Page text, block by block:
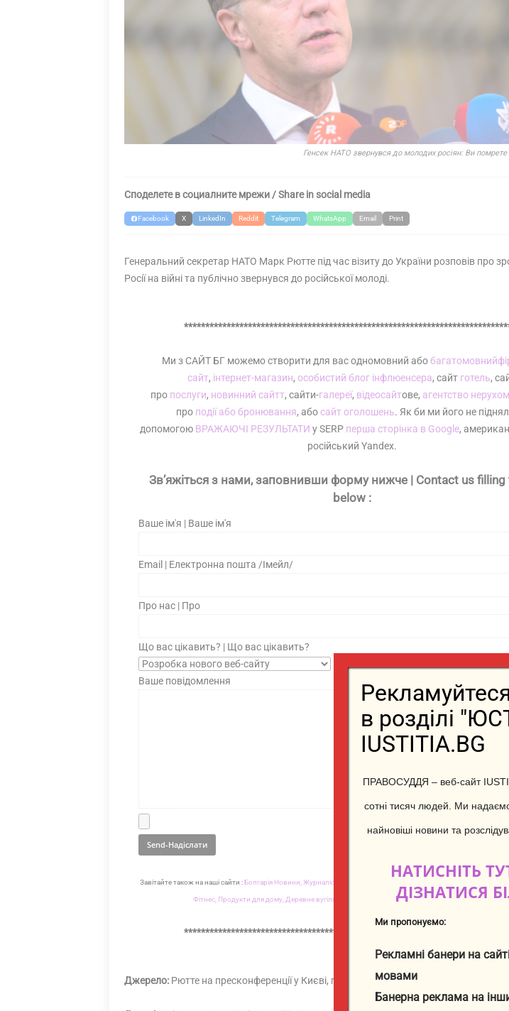
Генсек НАТО звернувся до молодих росіян: Ви помрете
Споделете в социалните мрежи / Share in social media
Facebook X LinkedIn Reddit Telegram WhatsApp Email Print
Генеральний секретар НАТО Марк Рютте під час візиту до України розповів про
Росії на війні та публічно звернувся до російської молоді.
Ми з САЙТ БГ можемо створити для вас одномовний абобагатомовний
сайт, інтернет-магазин, особистий блог інфлюенсера, сайт готель,
про послуги, новинний сайтт, сайти-галереї, відеосайтове, агентство
про події або бронювання, абосайт оголошень. Як би ми його не
допомогою ВРАЖАЮЧІ РЕЗУЛЬТАТИ у SERP перша сторінка в Google,
російський Yandex.
Зв’яжіться з нами, заповнивши форму нижче | Contact us
below :
Ваше ім'я | Ваше ім'я
Email | Електронна пошта /Імейл/
Про нас | Про
Що вас цікавить? | Що вас цікавить?
Ваше повідомлення
Завітайте також на наші сайти :Болгарія Новини, Журналістика розслідувань,
Фітнес, Продукти для дому, Деревне вугілля, Створення веб-сайтів,Дрова для опалення
Джерело: Рютте на пресконференції у Києві, повідомляє “Європейська правда
в розділі
IUSTITIA.BG
ПРАВОСУДДЯ – веб-сайт
сотні тисяч людей. Ми
найновіші новини та
НАТИСНІТЬ
ДІЗНАТИСЯ
Ми пропонуємо:
Рекламні банери на
мовами
Банерна реклама на